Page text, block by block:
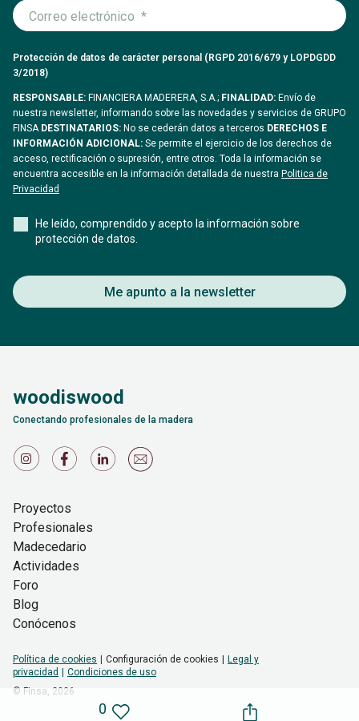
0
Protección de datos de carácter personal (RGPD 2016/679 y LOPDGDD
3/2018)
RESPONSABLE: FINANCIERA MADERERA, S.A.; FINALIDAD: Envío de
nuestra newsletter, informando sobre las novedades y servicios de GRUPO
FINSADESTINATARIOS: No se cederán datos a terceros DERECHOS E
INFORMACIÓN ADICIONAL: Se permite el ejercicio de los derechos de
acceso, rectificación o supresión, entre otros. Toda la información se
encuentra accesible en la información detallada de nuestra Politica de
Privacidad
He leído, comprendido y acepto la información sobre
protección de datos.
Me apunto a la newsletter
woodiswood
Conectando profesionales de la madera
Proyectos
Profesionales
Madecedario
Actividades
Foro
Blog
Conócenos
Política de cookies Configuración de cookies
Legal y
privacidad
Condiciones de uso
© Finsa, 2026